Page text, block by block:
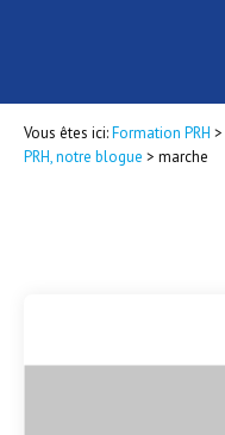
Vous êtes ici:Formation PRH >
PRH, notre blogue > marche